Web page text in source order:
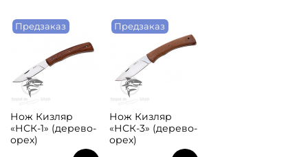
Предзаказ
Нож Кизляр
«НСК-1» (дерево-
орех)
Предзаказ
Нож Кизляр
«НСК-3» (дерево-
орех)